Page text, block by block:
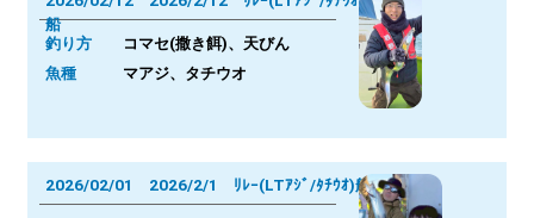
船
釣り方
コマセ(撒き餌)、天びん
魚種 マアジ、タチウオ
2026/02/01 2026/2/1 ﾘﾚｰ(LTｱｼﾞ/ﾀﾁｳｵ)船